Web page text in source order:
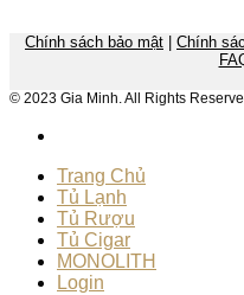
Chính sách bảo mật Chính
© 2023 Gia Minh. All Rights
Trang Chủ
Tủ Lạnh
Tủ Rượu
Tủ Cigar
MONOLITH
Login